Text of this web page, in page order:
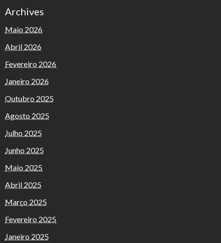
Archives
Maio 2026
Abril 2026
Fevereiro 2026
Janeiro 2026
Outubro 2025
Agosto 2025
Julho 2025
Junho 2025
Maio 2025
Abril 2025
Março 2025
Fevereiro 2025
Janeiro 2025